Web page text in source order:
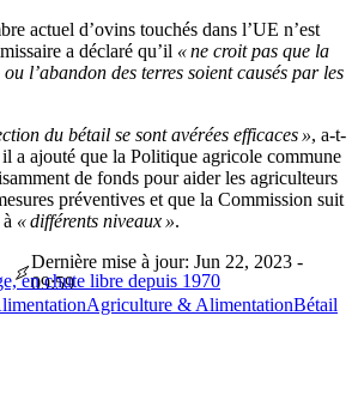
actuel d’ovins touchés dans l’UE n’est
a déclaré qu’il « ne croit pas que la
l’abandon des terres soient causés par les
du bétail se sont avérées efficaces », a-t-
a ajouté que la Politique agricole commune
de fonds pour aider les agriculteurs
préventives et que la Commission suit
« différents niveaux ».
en chute libre depuis 1970
Dernière mise à jour: Jun 22, 2023 -
09:59
Agriculture & AlimentationBétail